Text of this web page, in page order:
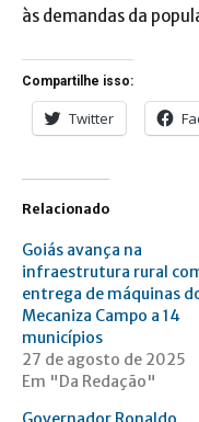
às demandas da
Compartilhe isso:
Twitter
Relacionado
Goiás avança na
infraestrutura rural
entrega de máquinas
Mecaniza Campo a 14
municípios
27 de agosto de 2025
Em "Da Redação"